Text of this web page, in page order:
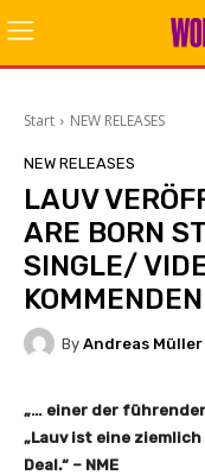
Start NEW RELEASES
NEW RELEASES
LAUV
ARE BORN
SINGLE/
By Andreas Müller
„… einer der
„Lauv ist eine
Deal.“ – NME